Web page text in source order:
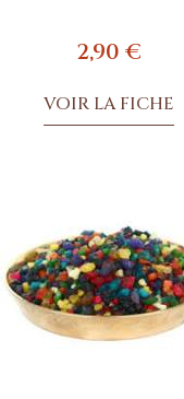
2,90 €
VOIR LA FICHE